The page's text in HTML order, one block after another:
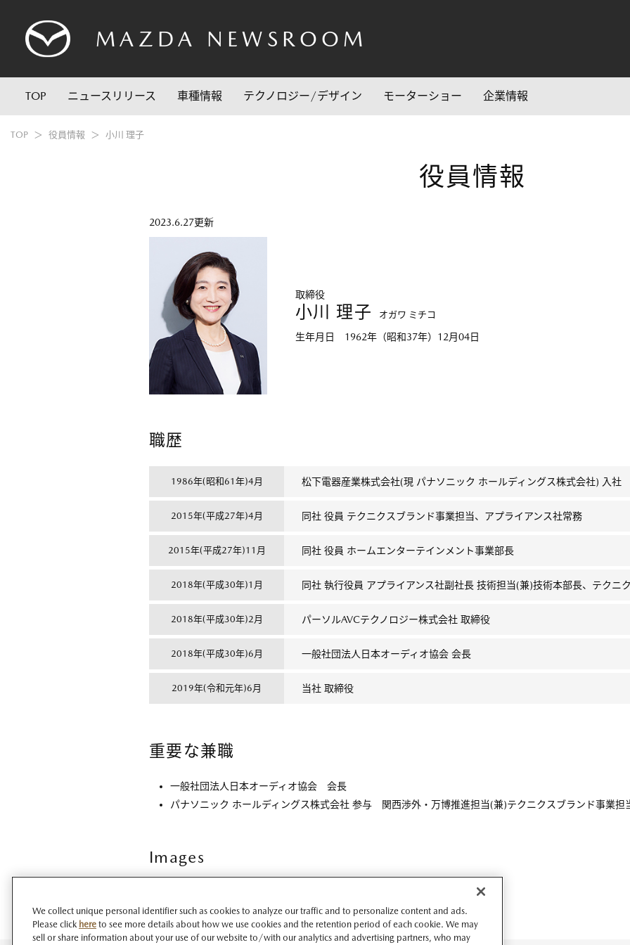
MAZDA NEWSROOM
TOP ニュースリリース 車種情報 テクノロジー/デザイン モーターショー 企業情報
TOP 役員情報 小川 理子
役員情報
2023.6.27更新
取締役
小川 理子 オガワ ミチコ
生年月日 1962年（昭和37年）12月04日
職歴
1986年(昭和61年)4月 松下電器産業株式会社(現 パナソニック ホールディングス株式会社) 入社
2015年(平成27年)4月 同社 役員 テクニクスブランド事業担当、アプライアンス社常務
2015年(平成27年)11月 同社 役員 ホームエンターテインメント事業部長
2018年(平成30年)1月 同社 執行役員 アプライアンス社副社長 技術担当(兼)技術本部長、テクニ
2018年(平成30年)2月 パーソルAVCテクノロジー株式会社 取締役
2018年(平成30年)6月 一般社団法人日本オーディオ協会 会長
2019年(令和元年)6月 当社 取締役
重要な兼職
一般社団法人日本オーディオ協会 会長
パナソニック ホールディングス株式会社 参与 関西渉外・万博推進担当(兼)テクニクスブランド事業担
Images
We collect unique personal identifier such as cookies to analyze our traffic and to personalize content and ads.
Please click here to see more details about how we use cookies and the retention period of each cookie. We may
sell or share information about your use of our website to/with our analytics and advertising partners, who may